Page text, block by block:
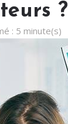
?
: 5 minute(s)